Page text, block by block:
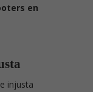
en
injusta